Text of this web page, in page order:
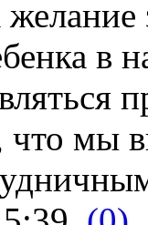
в
что мы